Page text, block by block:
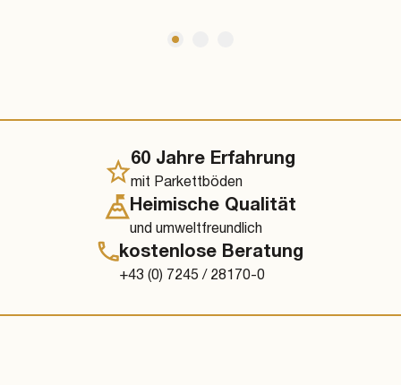
60 Jahre Erfahrung
mit Parkettböden
Heimische Qualität
und umweltfreundlich
kostenlose Beratung
+43 (0) 7245 / 28170-0